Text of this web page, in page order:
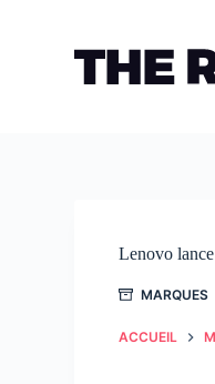
Lenovo
MARQUES
ACCUEIL